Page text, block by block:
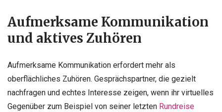
Aufmerksame Kommunikation
und aktives Zuhören
Aufmerksame Kommunikation erfordert mehr als
oberflächliches Zuhören. Gesprächspartner, die gezielt
nachfragen und echtes Interesse zeigen, wenn ihr virtuelles
Gegenüber zum Beispiel von seiner letzten Rundreise